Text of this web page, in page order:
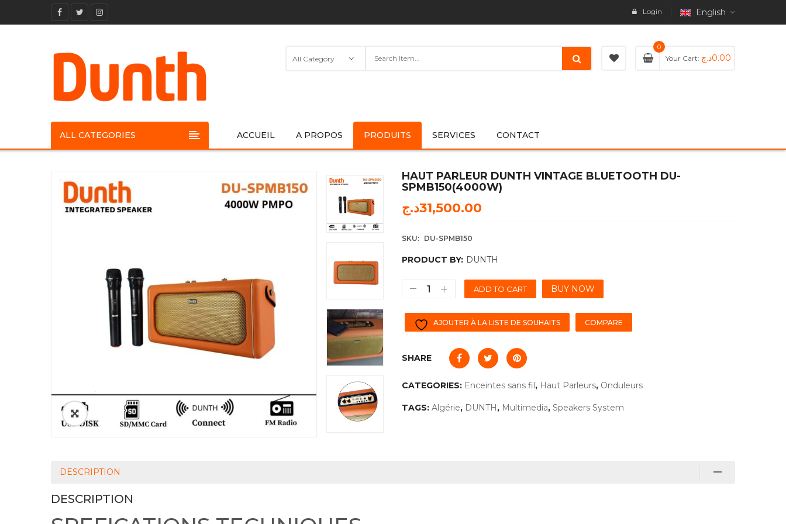
English
Login
0
Your Cart: 0.00د.ج
ALL CATEGORIES ACCUEIL A PROPOS PRODUITS SERVICES CONTACT
HAUT PARLEUR DUNTH VINTAGE BLUETOOTH DU-
SPMB150(4000W)
31,500.00د.ج
SKU: DU-SPMB150
PRODUCT BY: DUNTH
ADD TO CART BUY NOW
AJOUTER À LA LISTE DE SOUHAITS COMPARE
SHARE
CATEGORIES: Enceintes sans fil, Haut Parleurs, Onduleurs
TAGS: Algérie, DUNTH, Multimedia, Speakers System
DESCRIPTION
DESCRIPTION